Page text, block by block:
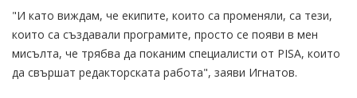
"И като виждам, че екипите, които са променяли, са тези,
които са създавали програмите, просто се появи в мен
мисълта, че трябва да поканим специалисти от PISA, които
да свършат редакторската работа", заяви Игнатов.